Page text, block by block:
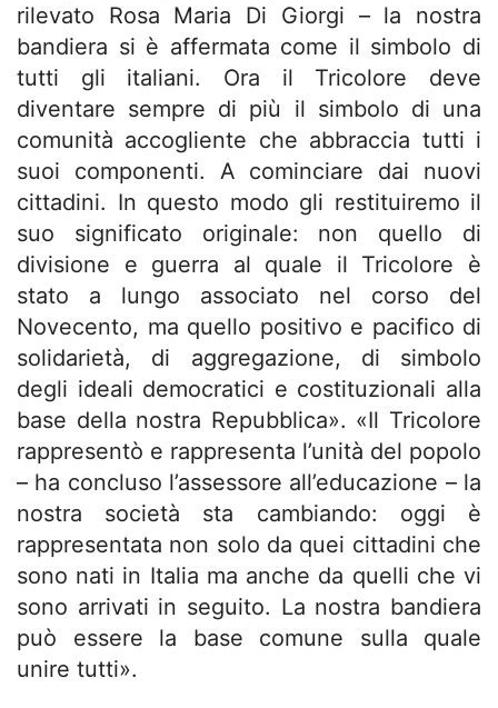
rilevato Rosa Maria Di Giorgi – la nostra
bandiera si è affermata come il simbolo di
tutti gli italiani. Ora il Tricolore deve
diventare sempre di più il simbolo di una
comunità accogliente che abbraccia tutti i
suoi componenti. A cominciare dai nuovi
cittadini. In questo modo gli restituiremo il
suo significato originale: non quello di
divisione e guerra al quale il Tricolore è
stato a lungo associato nel corso del
Novecento, ma quello positivo e pacifico di
solidarietà, di aggregazione, di simbolo
degli ideali democratici e costituzionali alla
base della nostra Repubblica». «Il Tricolore
rappresentò e rappresenta l’unità del popolo
– ha concluso l’assessore all’educazione – la
nostra società sta cambiando: oggi è
rappresentata non solo da quei cittadini che
sono nati in Italia ma anche da quelli che vi
sono arrivati in seguito. La nostra bandiera
può essere la base comune sulla quale
unire tutti».